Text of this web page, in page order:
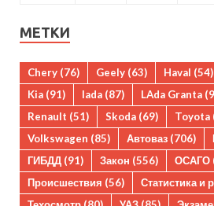
МЕТКИ
Chery (76) Geely (63) Haval (54)
Kia (91) lada (87) LAda Granta
Renault (51) Skoda (69) Toyota
Volkswagen (85) Автоваз (706)
ГИБДД (91) Закон (556) ОСАГО
Происшествия (56) Статистика и